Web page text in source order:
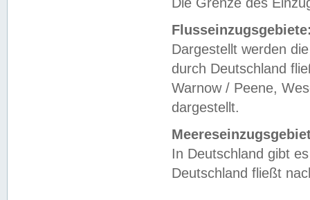
Dargestellt werden
durch Deutschland
Warnow / Peene,
dargestellt.
In Deutschland gibt
Deutschland fließt